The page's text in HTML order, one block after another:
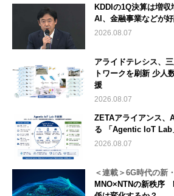
KDDIの1Q決算は増
AI、金融事業などが
2026.08.07
アライドテレシス、
トワークを刷新 少人
援
2026.08.07
ZETAアライアンス、
る 「Agentic IoT Lab
2026.08.07
＜連載＞6G時代の新
MNO×NTNの新秩序